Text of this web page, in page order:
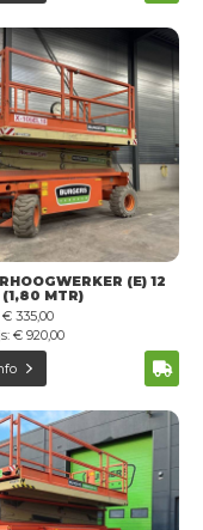
(E) 12
(1,80 MTR)
335,00
€ 920,00